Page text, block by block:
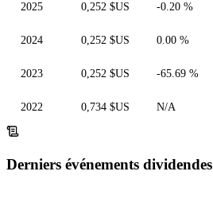
2025 0,252 $US -0.20 %
2024 0,252 $US 0.00 %
2023 0,252 $US -65.69 %
2022 0,734 $US N/A
Derniers événements dividendes